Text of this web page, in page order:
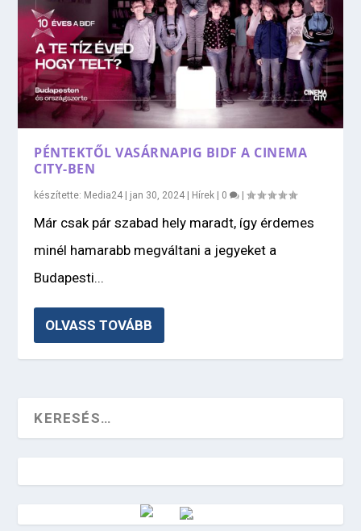
PÉNTEKTŐL VASÁRNAPIG BIDF A CINEMA
CITY-BEN
készítette: Media24 | jan 30, 2024 | Hírek | 0 |
Már csak pár szabad hely maradt, így érdemes
minél hamarabb megváltani a jegyeket a
Budapesti...
OLVASS TOVÁBB
Vörösmarty Rádió